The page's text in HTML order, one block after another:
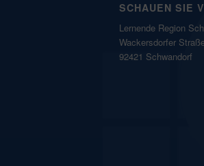
SCHAUEN SIE
Lernende Region
Wackersdorfer
92421 Schwandorf